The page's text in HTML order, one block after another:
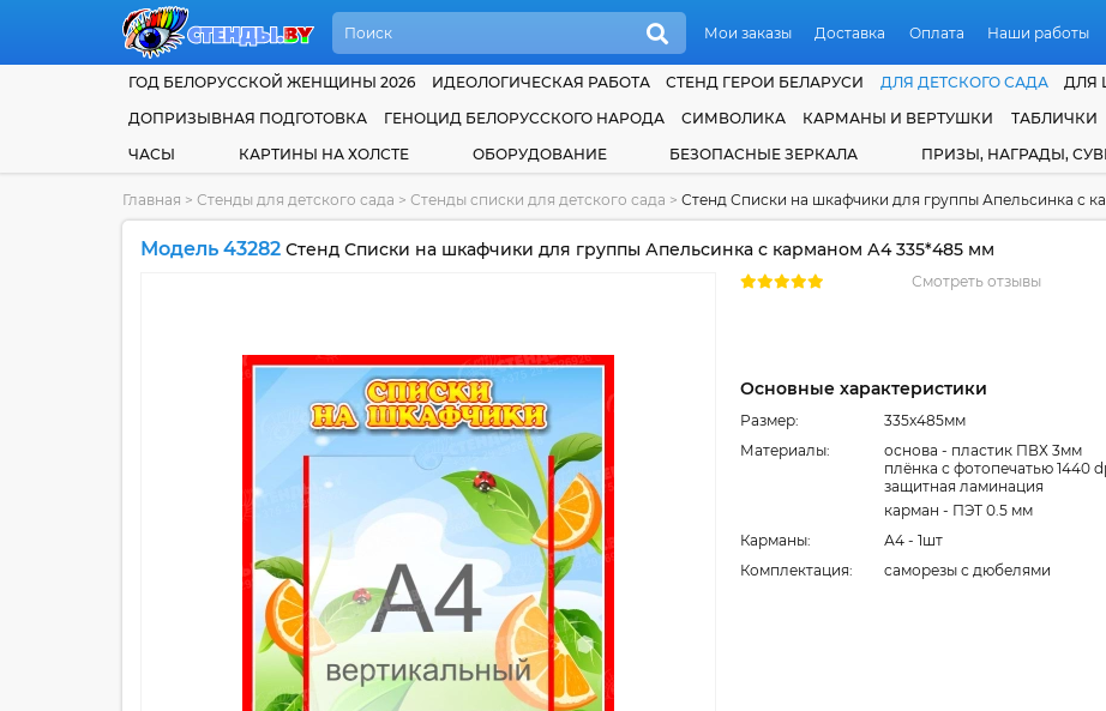
Мои заказы Доставка Оплата Наши работы
ГОД БЕЛОРУССКОЙ ЖЕНЩИНЫ 2026 ИДЕОЛОГИЧЕСКАЯ РАБОТА СТЕНД ГЕРОИ БЕЛАРУСИ ДЛЯ ДЕТСКОГО САДА ДЛЯ
ДОПРИЗЫВНАЯ ПОДГОТОВКА
ГЕНОЦИД БЕЛОРУССКОГО НАРОДА СИМВОЛИКА КАРМАНЫ И ВЕРТУШКИ ТАБЛИЧКИ
ЧАСЫ
КАРТИНЫ НА ХОЛСТЕ ОБОРУДОВАНИЕ БЕЗОПАСНЫЕ ЗЕРКАЛА ПРИЗЫ, НАГРАДЫ,
Главная > Стенды для детского сада > Стенды списки для детского сада > Стенд Списки на шкафчики для группы Апельсинка с
Модель 43282 Стенд Списки на шкафчики для группы Апельсинка с карманом А4 335*485 мм
Смотреть отзывы
Основные характеристики
Размер:
335x485мм
Материалы:
основа - пластик ПВХ 3мм
плёнка с фотопечатью 1440
защитная ламинация
карман - ПЭТ 0.5 мм
Карманы:
А4 - 1шт
Комплектация:
cаморезы с дюбелями